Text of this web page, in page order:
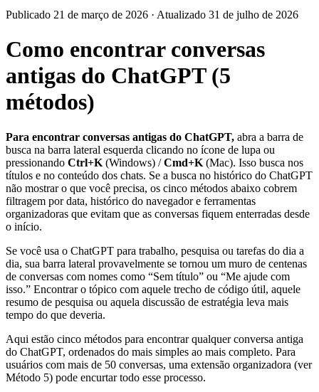
Publicado 21 de março de 2026 · Atualizado 31 de julho de 2026
Como encontrar conversas
antigas do ChatGPT (5
métodos)
Para encontrar conversas antigas do ChatGPT, abra a barra de
busca na barra lateral esquerda clicando no ícone de lupa ou
pressionando Ctrl+K (Windows) /Cmd+K (Mac). Isso busca nos
títulos e no conteúdo dos chats. Se a busca no histórico do ChatGPT
não mostrar o que você precisa, os cinco métodos abaixo cobrem
filtragem por data, histórico do navegador e ferramentas
organizadoras que evitam que as conversas fiquem enterradas desde
o início.
Se você usa o ChatGPT para trabalho, pesquisa ou tarefas do dia a
dia, sua barra lateral provavelmente se tornou um muro de centenas
de conversas com nomes como “Sem título” ou “Me ajude com
isso.” Encontrar o tópico com aquele trecho de código útil, aquele
resumo de pesquisa ou aquela discussão de estratégia leva mais
tempo do que deveria.
Aqui estão cinco métodos para encontrar qualquer conversa antiga
do ChatGPT, ordenados do mais simples ao mais completo. Para
usuários com mais de 50 conversas, uma extensão organizadora (ver
Método 5) pode encurtar todo esse processo.